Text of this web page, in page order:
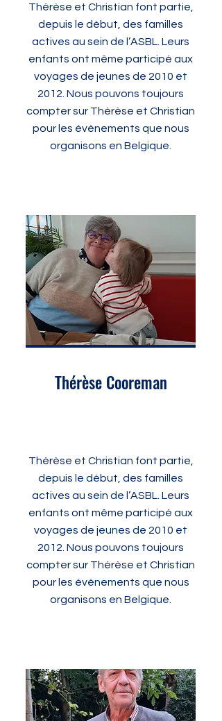
Thérèse et Christian font partie,
depuis le début, des familles
actives au sein de l’ASBL. Leurs
enfants ont même participé aux
voyages de jeunes de 2010 et
2012. Nous pouvons toujours
compter sur Thérèse et Christian
pour les événements que nous
organisons en Belgique.
Thérèse Cooreman
Thérèse et Christian font partie,
depuis le début, des familles
actives au sein de l’ASBL. Leurs
enfants ont même participé aux
voyages de jeunes de 2010 et
2012. Nous pouvons toujours
compter sur Thérèse et Christian
pour les événements que nous
organisons en Belgique.